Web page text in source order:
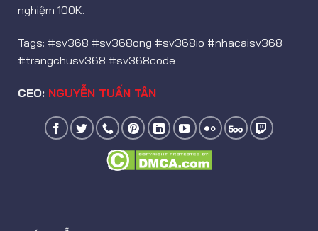
nghiệm 100K.
Tags: #sv368 #sv368ong #sv368io #nhacaisv368
#trangchusv368 #sv368code
CEO: NGUYỄN TUẤN TÂN